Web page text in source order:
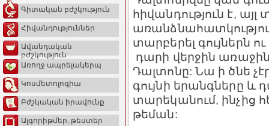
Գիտական բժշկություն
Հիվանդություններ
Ավանդական
բժշկություն
Առողջ ապրելակերպ
Կոսմետոլոգիա
Բժշկական իրավունք
Ալգորիթմեր, թեստեր
հիվանդություն է, այլ
տարբերել գույներն
դարի վերջին
Դալտոնը: Նա ի ծնե
գույնի երանգները և
տարեկանում, ինչից
թեման: